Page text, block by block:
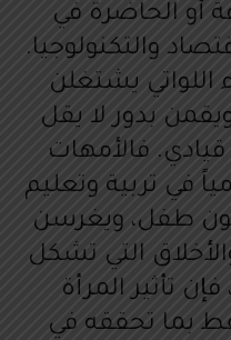
أو الحاضرة في
والتكنولوجيا.
اللواتي يشتغلن
بدور لا يقل
فالأمهات
في تربية وتعليم
أكثر من 11 مليون طفل، ويغرسن
التي تشكل
تأثير المرأة
بما تحققه في